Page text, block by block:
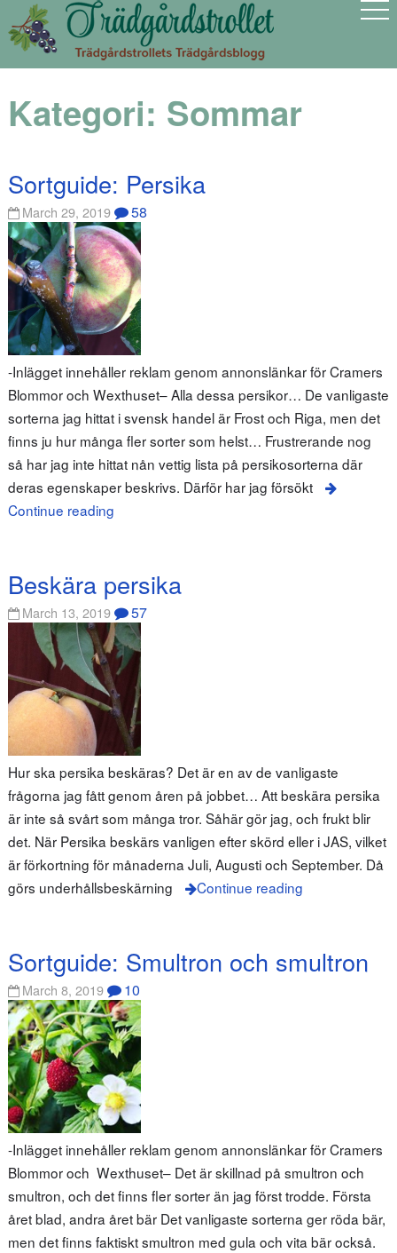
Kategori: Sommar
Sortguide: Persika
March 29, 2019 58
-Inlägget innehåller reklam genom annonslänkar för Cramers
Blommor och Wexthuset– Alla dessa persikor… De vanligaste
sorterna jag hittat i svensk handel är Frost och Riga, men det
finns ju hur många fler sorter som helst… Frustrerande nog
så har jag inte hittat nån vettig lista på persikosorterna där
deras egenskaper beskrivs. Därför har jag försökt
Continue reading
Beskära persika
March 13, 2019 57
Hur ska persika beskäras? Det är en av de vanligaste
frågorna jag fått genom åren på jobbet… Att beskära persika
är inte så svårt som många tror. Såhär gör jag, och frukt blir
det. När Persika beskärs vanligen efter skörd eller i JAS, vilket
är förkortning för månaderna Juli, Augusti och September. Då
görs underhållsbeskärning
Continue reading
Sortguide: Smultron och smultron
March 8, 2019 10
-Inlägget innehåller reklam genom annonslänkar för Cramers
Blommor och Wexthuset– Det är skillnad på smultron och
smultron, och det finns fler sorter än jag först trodde. Första
året blad, andra året bär Det vanligaste sorterna ger röda bär,
men det finns faktiskt smultron med gula och vita bär också.